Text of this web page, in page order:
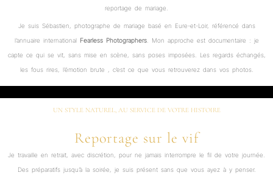
reportage de mariage.
Je suis Sébastien, photographe de mariage basé en Eure-et-Loir, référencé dans
l’annuaire international Fearless Photographers. Mon approche est documentaire : je
capte ce qui se vit, sans mise en scène, sans poses imposées. Les regards échangés,
les fous rires, l’émotion brute , c’est ce que vous retrouverez dans vos photos.
UN STYLE NATUREL, AU SERVICE DE VOTRE HISTOIRE
Reportage sur le vif
Je travaille en retrait, avec discrétion, pour ne jamais interrompre le fil de votre journée.
Des préparatifs jusqu’à la soirée, je suis présent sans que vous ayez à y penser.